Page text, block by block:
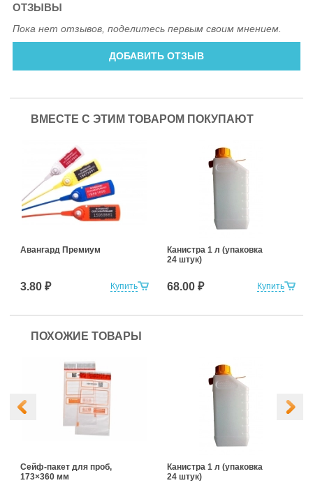
ОТЗЫВЫ
Пока нет отзывов, поделитесь первым своим мнением.
ДОБАВИТЬ ОТЗЫВ
ВМЕСТЕ С ЭТИМ ТОВАРОМ ПОКУПАЮТ
Купить
Авангард Премиум
3.80 ₽ Купить
Канистра 1 л (упаковка
24 штук)
68.00 ₽
ПОХОЖИЕ ТОВАРЫ
Сейф-пакет для проб,
173×360 мм
Канистра 1 л (упаковка
24 штук)